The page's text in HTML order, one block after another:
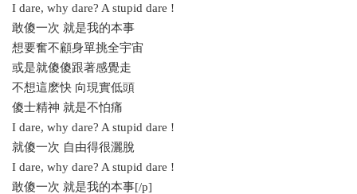
I dare, why dare? A stupid dare !
敢傻一次 就是我的本事
想要奮不顧身單挑全宇宙
或是就傻傻跟著感覺走
不想這麽快 向現實低頭
傻士精神 就是不怕痛
I dare, why dare? A stupid dare !
就傻一次 自由得很灑脫
I dare, why dare? A stupid dare !
敢傻一次 就是我的本事[/p]